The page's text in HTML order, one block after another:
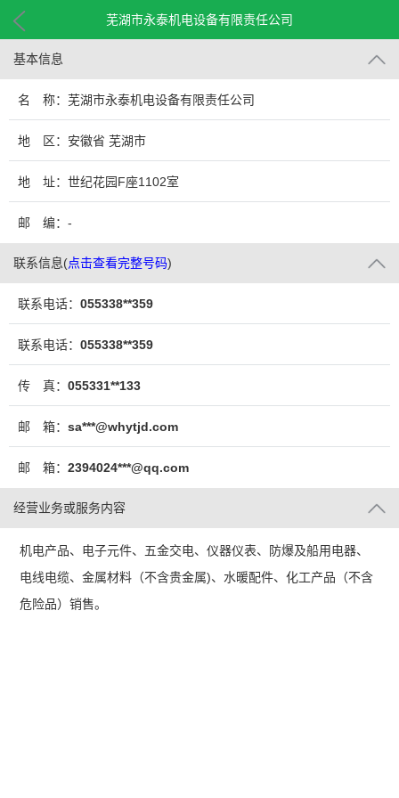
芜湖市永泰机电设备有限责任公司
基本信息
名 称：芜湖市永泰机电设备有限责任公司
地 区：安徽省 芜湖市
地 址：世纪花园F座1102室
邮 编：-
联系信息(点击查看完整号码)
联系电话： 055338**359
联系电话： 055338**359
传 真： 055331**133
邮 箱： sa***@whytjd.com
邮 箱： 2394024***@qq.com
经营业务或服务内容
机电产品、电子元件、五金交电、仪器仪表、防爆及船用电器、
电线电缆、金属材料（不含贵金属)、水暖配件、化工产品（不含
危险品）销售。